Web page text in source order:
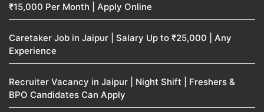
₹15,000 Per Month | Apply Online
Caretaker Job in Jaipur | Salary Up to ₹25,000 | Any
Experience
Recruiter Vacancy in Jaipur | Night Shift | Freshers &
BPO Candidates Can Apply